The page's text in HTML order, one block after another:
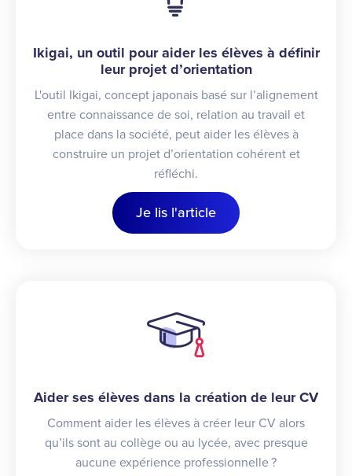
Ikigai, un outil pour aider les élèves à définir
leur projet d’orientation
L'outil Ikigai, concept japonais basé sur l’alignement
entre connaissance de soi, relation au travail et
place dans la société, peut aider les élèves à
construire un projet d’orientation cohérent et
réfléchi.
Je lis l'article
Aider ses élèves dans la création de leur CV
Comment aider les élèves à créer leur CV alors
qu’ils sont au collège ou au lycée, avec presque
aucune expérience professionnelle ?